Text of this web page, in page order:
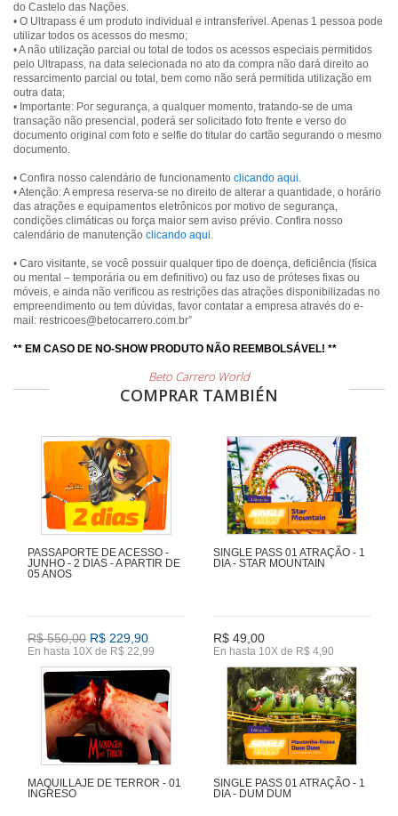
do Castelo das Nações.
• O Ultrapass é um produto individual e intransferível. Apenas 1 pessoa pode
utilizar todos os acessos do mesmo;
• A não utilização parcial ou total de todos os acessos especiais permitidos
pelo Ultrapass, na data selecionada no ato da compra não dará direito ao
ressarcimento parcial ou total, bem como não será permitida utilização em
outra data;
• Importante: Por segurança, a qualquer momento, tratando-se de uma
transação não presencial, poderá ser solicitado foto frente e verso do
documento original com foto e selfie do titular do cartão segurando o mesmo
documento.
• Confira nosso calendário de funcionamento clicando aqui.
• Atenção: A empresa reserva-se no direito de alterar a quantidade, o horário
das atrações e equipamentos eletrônicos por motivo de segurança,
condições climáticas ou força maior sem aviso prévio. Confira nosso
calendário de manutenção clicando aqui.
• Caro visitante, se você possuir qualquer tipo de doença, deficiência (física
ou mental – temporária ou em definitivo) ou faz uso de próteses fixas ou
móveis, e ainda não verificou as restrições das atrações disponibilizadas no
empreendimento ou tem dúvidas, favor contatar a empresa através do e-
mail: restricoes@betocarrero.com.br”
** EM CASO DE NO-SHOW PRODUTO NÃO REEMBOLSÁVEL! **
Beto Carrero World
COMPRAR TAMBIÉN
PASSAPORTE DE ACESSO -
JUNHO - 2 DIAS - A PARTIR DE
05 ANOS
R$ 550,00 R$ 229,90
En hasta 10X de R$ 22,99
SINGLE PASS 01 ATRAÇÃO - 1
DIA - STAR MOUNTAIN
R$ 49,00
En hasta 10X de R$ 4,90
MAQUILLAJE DE TERROR - 01
INGRESO
SINGLE PASS 01 ATRAÇÃO - 1
DIA - DUM DUM